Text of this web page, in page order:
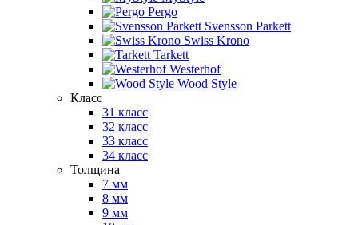
Pergo
Svensson Parkett
Swiss Krono
Tarkett
Westerhof
Wood Style
Класс
31 класс
32 класс
33 класс
34 класс
Толщина
7 мм
8 мм
9 мм